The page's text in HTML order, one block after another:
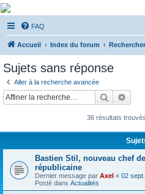
De Musicae Militari -
Forums
Forums de discussions
FAQ
Accueil Index du forum Rechercher
Sujets sans réponse
Aller à la recherche avancée
Rechercher
36 résultats trouvés
Bastien Stil, nouveau chef
républicaine
Dernier message par Axel « 02
Posté dans Actualités